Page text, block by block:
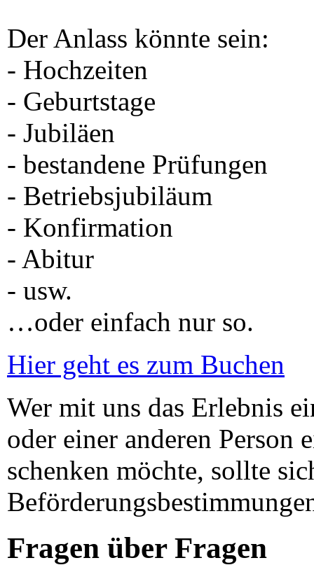
Der Anlass könnte sein:
- Hochzeiten
- Geburtstage
- Jubiläen
- bestandene Prüfungen
- Betriebsjubiläum
- Konfirmation
- Abitur
- usw.
…oder einfach nur so.
Hier geht es zum Buchen
Wer mit uns das Erlebnis
oder einer anderen
schenken möchte, sollte
Fragen über Fragen